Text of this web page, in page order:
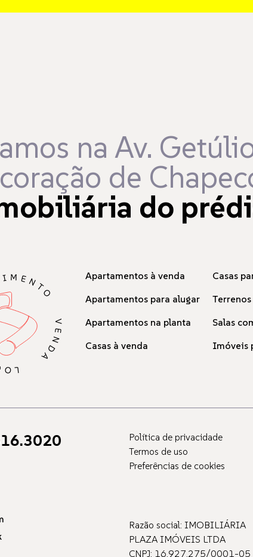
na Av.
de
do
Apartamentos à venda
Apartamentos para alugar
Apartamentos na planta
Casas à venda
Casas
Salas
Imóveis
Política de privacidade
Termos de uso
Preferências de cookies
Razão social: IMOBILIÁRIA
PLAZA IMÓVEIS LTDA
CNPJ: 16.927.275/0001-05